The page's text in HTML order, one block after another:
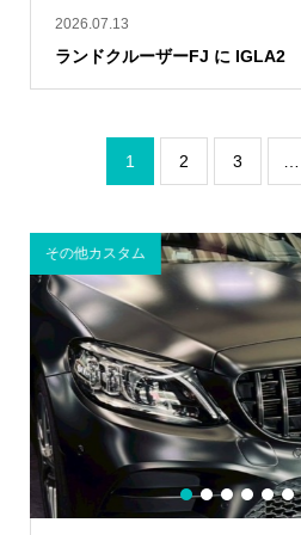
2026.07.13
ランドクルーザーFJ に IGLA2
1 2 3 …
その他カスタム
1 2 3 4 5 6